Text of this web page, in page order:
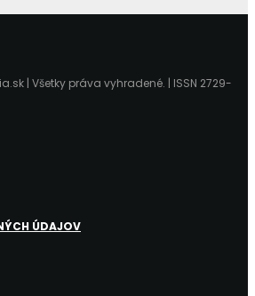
| Všetky práva vyhradené. | ISSN 2729-
ÚDAJOV